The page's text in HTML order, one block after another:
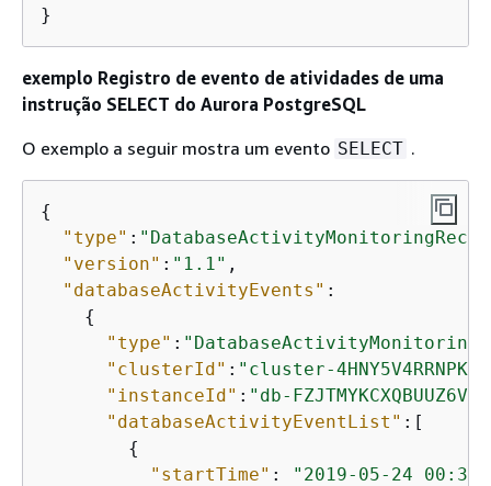
}
exemplo Registro de evento de atividades de uma
instrução SELECT do Aurora PostgreSQL
O exemplo a seguir mostra um evento SELECT .
{
"type" :
"version" : "1.1" ,
"databaseActivityEvents" :
{
"type" :
"clusterId" : "cluster-
"instanceId" : "db-
"databaseActivityEventList" :[
{
"startTime" :
"2019-05-24